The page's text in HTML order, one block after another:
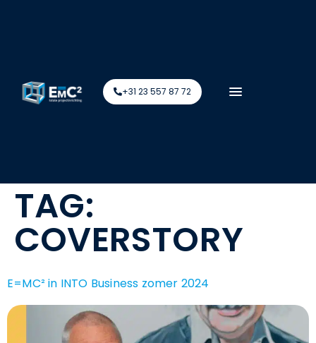
+31 23 557 87 72
TAG:
COVERSTORY
E=MC² in INTO Business zomer 2024